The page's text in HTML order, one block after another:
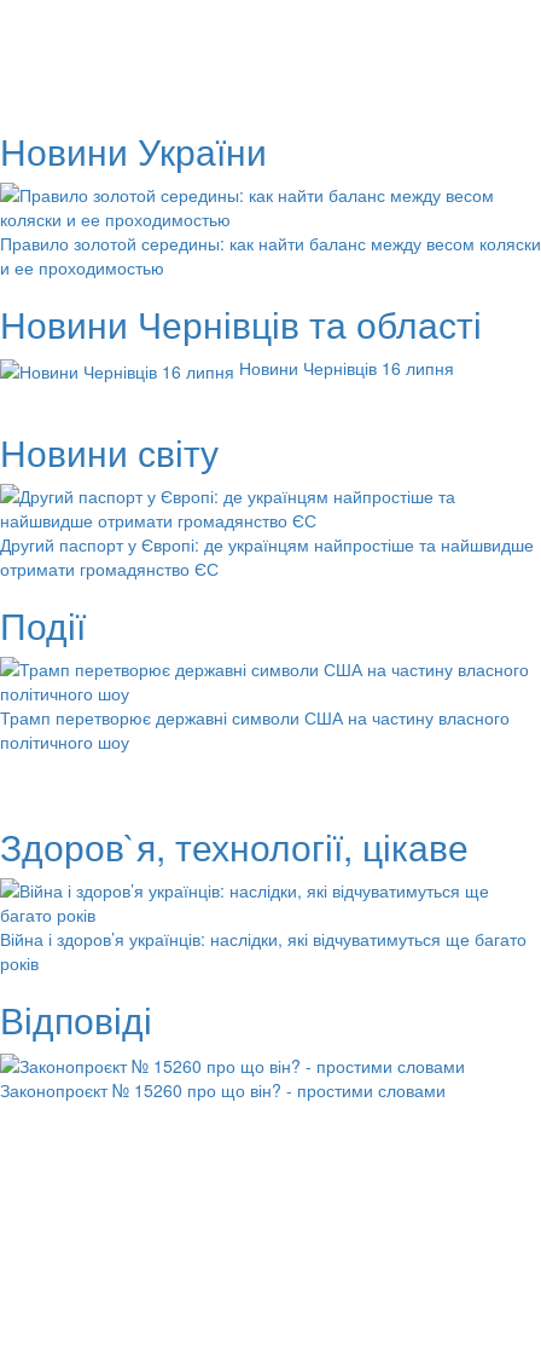
Новини України
Правило золотой середины: как найти баланс между весом коляски
и ее проходимостью
Новини Чернівців та області
Новини Чернівців 16 липня
Новини світу
Другий паспорт у Європі: де українцям найпростіше та найшвидше
отримати громадянство ЄС
Події
Трамп перетворює державні символи США на частину власного
політичного шоу
Здоров`я, технології, цікаве
Війна і здоров’я українців: наслідки, які відчуватимуться ще багато
років
Відповіді
Законопроєкт № 15260 про що він? - простими словами